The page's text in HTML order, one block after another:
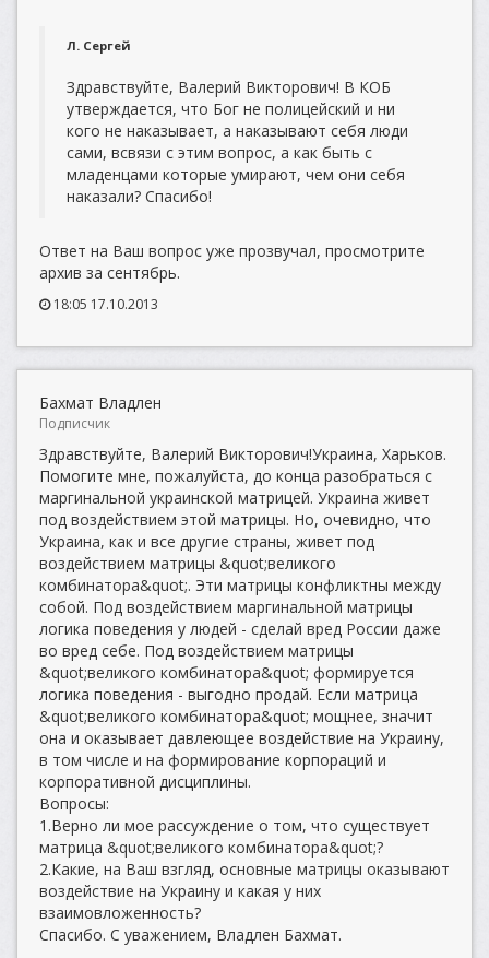
Л. Сергей
Здравствуйте, Валерий Викторович! В КОБ
утверждается, что Бог не полицейский и ни
кого не наказывает, а наказывают себя люди
сами, всвязи с этим вопрос, а как быть с
младенцами которые умирают, чем они себя
наказали? Спасибо!
Ответ на Ваш вопрос уже прозвучал, просмотрите
архив за сентябрь.
18:05 17.10.2013
Бахмат Владлен
Подписчик
Здравствуйте, Валерий Викторович!Украина, Харьков.
Помогите мне, пожалуйста, до конца разобраться с
маргинальной украинской матрицей. Украина живет
под воздействием этой матрицы. Но, очевидно, что
Украина, как и все другие страны, живет под
воздействием матрицы &quot;великого
комбинатора&quot;. Эти матрицы конфликтны между
собой. Под воздействием маргинальной матрицы
логика поведения у людей - сделай вред России даже
во вред себе. Под воздействием матрицы
&quot;великого комбинатора&quot; формируется
логика поведения - выгодно продай. Если матрица
&quot;великого комбинатора&quot; мощнее, значит
она и оказывает давлеющее воздействие на Украину,
в том числе и на формирование корпораций и
корпоративной дисциплины.
Вопросы:
1.Верно ли мое рассуждение о том, что существует
матрица &quot;великого комбинатора&quot;?
2.Какие, на Ваш взгляд, основные матрицы оказывают
воздействие на Украину и какая у них
взаимовложенность?
Спасибо. С уважением, Владлен Бахмат.